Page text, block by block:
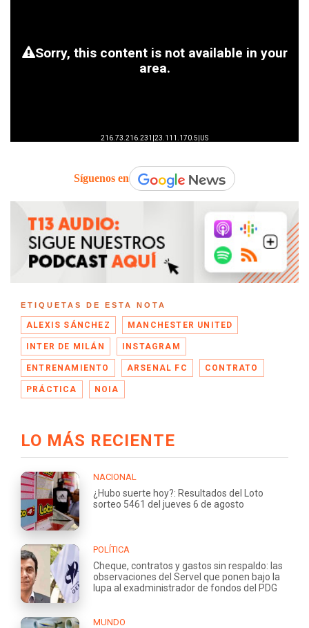
Síguenos en
ETIQUETAS DE ESTA NOTA
ALEXIS SÁNCHEZ MANCHESTER UNITED
INTER DE MILÁN INSTAGRAM
ENTRENAMIENTO ARSENAL FC CONTRATO
PRÁCTICA NOIA
LO MÁS RECIENTE
NACIONAL
¿Hubo suerte hoy?: Resultados del Loto
sorteo 5461 del jueves 6 de agosto
POLÍTICA
Cheque, contratos y gastos sin respaldo: las
observaciones del Servel que ponen bajo la
lupa al exadministrador de fondos del PDG
MUNDO